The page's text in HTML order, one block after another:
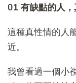
01 有缺點的人
這種真性情的人
近。
我曾看過一個小